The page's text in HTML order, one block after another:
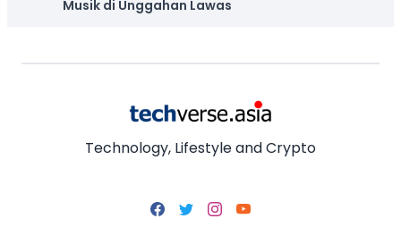
Musik di Unggahan Lawas
Technology, Lifestyle and Crypto